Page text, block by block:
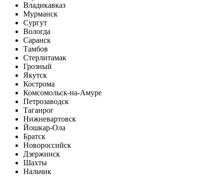
Владикавказ
Мурманск
Сургут
Вологда
Саранск
Тамбов
Стерлитамак
Грозный
Якутск
Кострома
Комсомольск-на-Амуре
Петрозаводск
Таганрог
Нижневартовск
Йошкар-Ола
Братск
Новороссийск
Дзержинск
Шахты
Нальчик